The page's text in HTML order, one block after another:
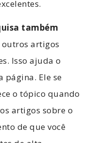
também
artigos
Isso ajuda o
página. Ele se
o tópico quando
artigos sobre o
de que você